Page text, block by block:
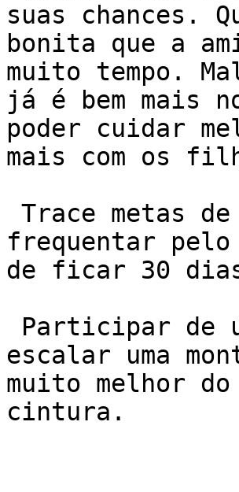
suas chances.
bonita que a
muito tempo.
já é bem mais
poder cuidar
mais com os
frequentar pelo
de ficar 30
escalar uma
muito melhor
cintura.